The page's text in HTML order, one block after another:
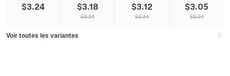
$3.24 $3.18
$3.24
$3.12
$3.24
$3.05
$3.24
Voir toutes les variantes